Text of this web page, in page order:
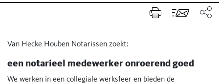
Van Hecke Houben Notarissen zoekt:
een notarieel medewerker onroerend goed
We werken in een collegiale werksfeer en bieden de